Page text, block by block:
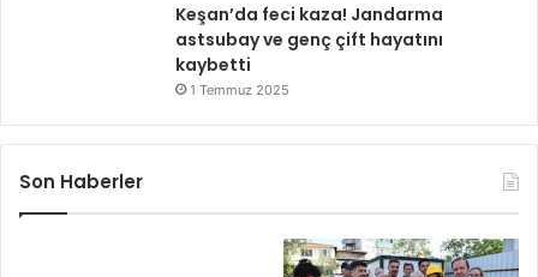
Keşan’da feci kaza! Jandarma
astsubay ve genç çift hayatını
kaybetti
1 Temmuz 2025
Son Haberler